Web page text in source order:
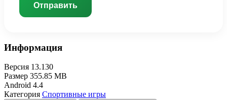
Отправить
Информация
Версия 13.130
Размер 355.85 MB
Android 4.4
Категория Спортивные игры